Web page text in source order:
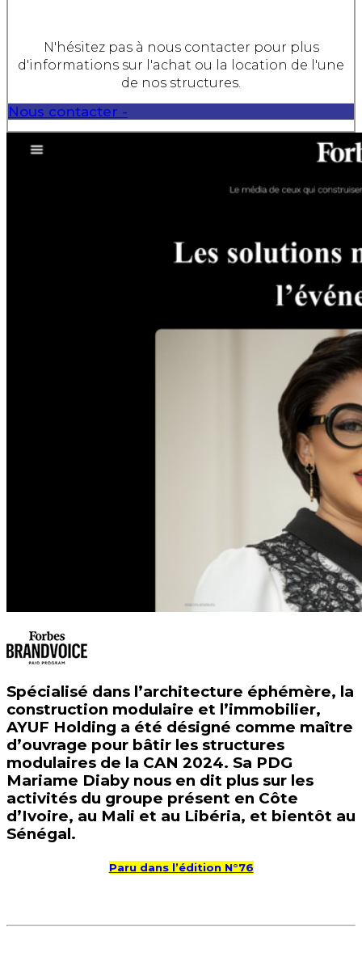
N'hésitez pas à nous contacter pour plus
d'informations sur l'achat ou la location de l'une
de nos structures.
Nous contacter -
Spécialisé dans l’architecture éphémère, la
construction modulaire et l’immobilier,
AYUF Holding a été désigné comme maître
d’ouvrage pour bâtir les structures
modulaires de la CAN 2024. Sa PDG
Mariame Diaby nous en dit plus sur les
activités du groupe présent en Côte
d’Ivoire, au Mali et au Libéria, et bientôt au
Sénégal.
Paru dans l’édition N°76